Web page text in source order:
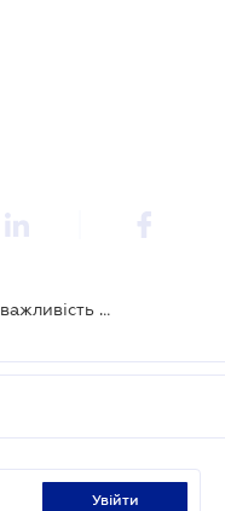
Проєкти КСВ, гендерна рівність та важливість партнерства: про що розповіли спікери Саміту сталого бізнесу
увійти